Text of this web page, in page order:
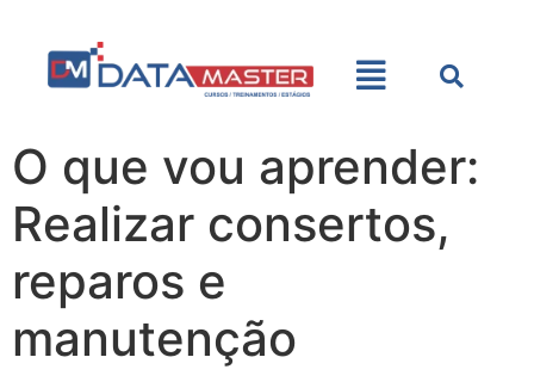
O que vou aprender:
Realizar consertos,
reparos e
manutenção